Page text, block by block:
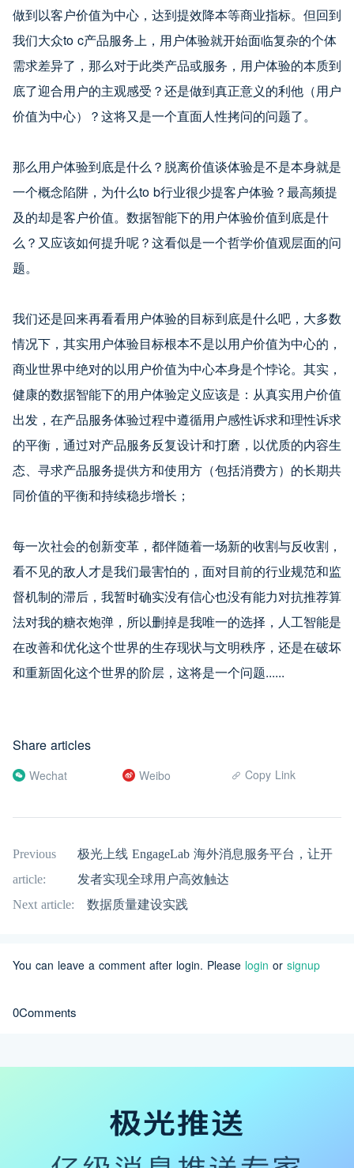
做到以客户价值为中心，达到提效降本等商业指标。但回到
我们大众to c产品服务上，用户体验就开始面临复杂的个体
需求差异了，那么对于此类产品或服务，用户体验的本质到
底了迎合用户的主观感受？还是做到真正意义的利他（用户
价值为中心）？这将又是一个直面人性拷问的问题了。
那么用户体验到底是什么？脱离价值谈体验是不是本身就是
一个概念陷阱，为什么to b行业很少提客户体验？最高频提
及的却是客户价值。数据智能下的用户体验价值到底是什
么？又应该如何提升呢？这看似是一个哲学价值观层面的问
题。
我们还是回来再看看用户体验的目标到底是什么吧，大多数
情况下，其实用户体验目标根本不是以用户价值为中心的，
商业世界中绝对的以用户价值为中心本身是个悖论。其实，
健康的数据智能下的用户体验定义应该是：从真实用户价值
出发，在产品服务体验过程中遵循用户感性诉求和理性诉求
的平衡，通过对产品服务反复设计和打磨，以优质的内容生
态、寻求产品服务提供方和使用方（包括消费方）的长期共
同价值的平衡和持续稳步增长；
每一次社会的创新变革，都伴随着一场新的收割与反收割，
看不见的敌人才是我们最害怕的，面对目前的行业规范和监
督机制的滞后，我暂时确实没有信心也没有能力对抗推荐算
法对我的糖衣炮弹，所以删掉是我唯一的选择，人工智能是
在改善和优化这个世界的生存现状与文明秩序，还是在破坏
和重新固化这个世界的阶层，这将是一个问题......
Share articles
Wechat Weibo Copy Link
Previous
article:
极光上线 EngageLab 海外消息服务平台，让开
发者实现全球用户高效触达
Next article:
数据质量建设实践
You can leave a comment after login. Please login or signup
0Comments